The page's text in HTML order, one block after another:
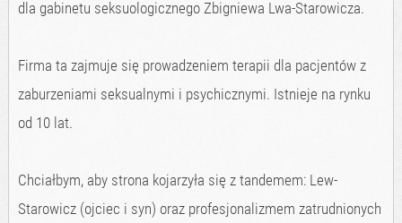
dla gabinetu seksuologicznego Zbigniewa Lwa-Starowicza.
Firma ta zajmuje się prowadzeniem terapii dla pacjentów z
zaburzeniami seksualnymi i psychicznymi. Istnieje na rynku
od 10 lat.
Chciałbym, aby strona kojarzyła się z tandemem: Lew-
Starowicz (ojciec i syn) oraz profesjonalizmem zatrudnionych